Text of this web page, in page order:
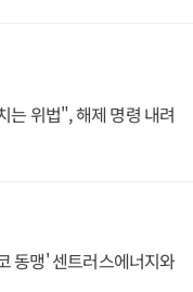
는 위법", 해제 명령 내려
동맹' 센트러스에너지와